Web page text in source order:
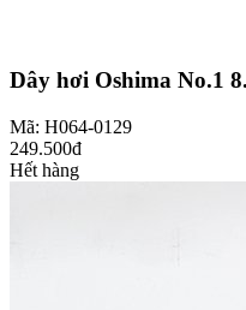
Dây hơi Oshima No.1
Mã: H064-0129
249.500đ
Hết hàng